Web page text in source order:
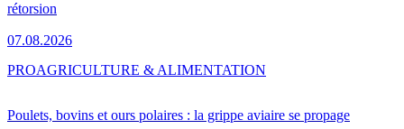
rétorsion
07.08.2026
Poulets, bovins et ours polaires : la grippe aviaire se propage
PROAGRICULTURE & ALIMENTATION